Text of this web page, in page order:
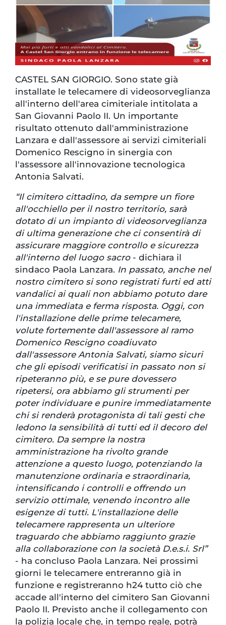
CASTEL SAN GIORGIO. Sono state già
installate le telecamere di videosorveglianza
all'interno dell'area cimiteriale intitolata a
San Giovanni Paolo II. Un importante
risultato ottenuto dall'amministrazione
Lanzara e dall'assessore ai servizi cimiteriali
Domenico Rescigno in sinergia con
l'assessore all'innovazione tecnologica
Antonia Salvati.
“Il cimitero cittadino, da sempre un fiore
all'occhiello per il nostro territorio, sarà
dotato di un impianto di videosorveglianza
di ultima generazione che ci consentirà di
assicurare maggiore controllo e sicurezza
all'interno del luogo sacro- dichiara il
sindaco Paola Lanzara. In passato, anche nel
nostro cimitero si sono registrati furti ed atti
vandalici ai quali non abbiamo potuto dare
una immediata e ferma risposta. Oggi, con
l'installazione delle prime telecamere,
volute fortemente dall'assessore al ramo
Domenico Rescigno coadiuvato
dall'assessore Antonia Salvati, siamo sicuri
che gli episodi verificatisi in passato non si
ripeteranno più, e se pure dovessero
ripetersi, ora abbiamo gli strumenti per
poter individuare e punire immediatamente
chi si renderà protagonista di tali gesti che
ledono la sensibilità di tutti ed il decoro del
cimitero. Da sempre la nostra
amministrazione ha rivolto grande
attenzione a questo luogo, potenziando la
manutenzione ordinaria e straordinaria,
intensificando i controlli e offrendo un
servizio ottimale, venendo incontro alle
esigenze di tutti. L'installazione delle
telecamere rappresenta un ulteriore
traguardo che abbiamo raggiunto grazie
alla collaborazione con la società D.e.s.i. Srl”
- ha concluso Paola Lanzara. Nei prossimi
giorni le telecamere entreranno già in
funzione e registreranno h24 tutto ciò che
accade all'interno del cimitero San Giovanni
Paolo II. Previsto anche il collegamento con
la polizia locale che, in tempo reale, potrà